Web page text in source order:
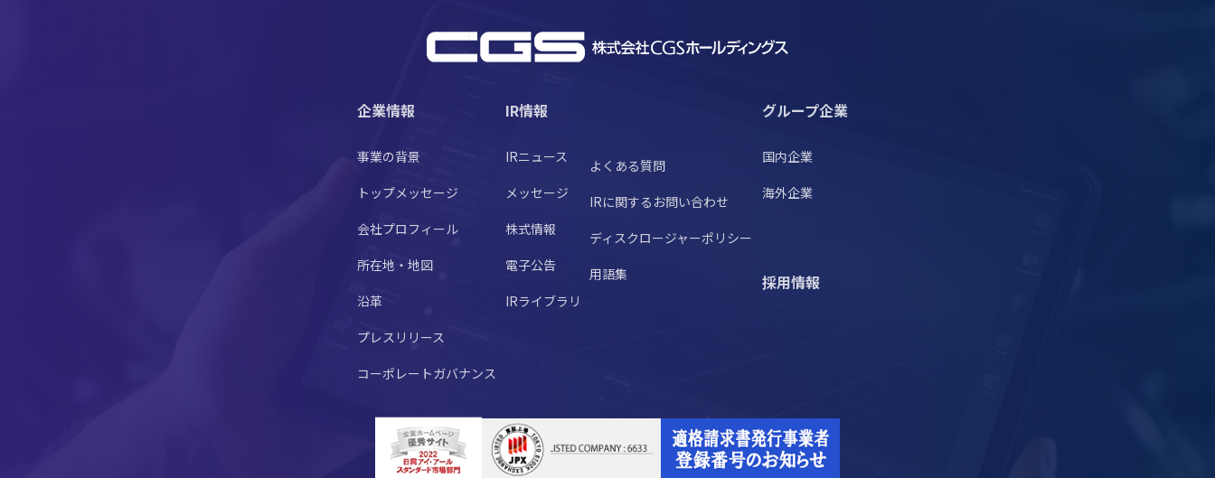
企業情報
事業の背景
トップメッセージ
会社プロフィール
所在地・地図
沿革
プレスリリース
コーポレートガバナンス
IR情報
IRニュース
メッセージ
株式情報
電子公告
IRライブラリ
よくある質問
IRに関するお問い合わせ
ディスクロージャーポリシー
用語集
グループ企業
国内企業
海外企業
採用情報